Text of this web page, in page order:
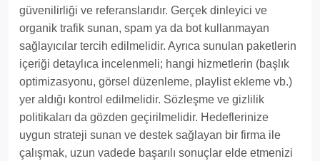
güvenilirliği ve referanslarıdır. Gerçek dinleyici ve
organik trafik sunan, spam ya da bot kullanmayan
sağlayıcılar tercih edilmelidir. Ayrıca sunulan paketlerin
içeriği detaylıca incelenmeli; hangi hizmetlerin (başlık
optimizasyonu, görsel düzenleme, playlist ekleme vb.)
yer aldığı kontrol edilmelidir. Sözleşme ve gizlilik
politikaları da gözden geçirilmelidir. Hedeflerinize
uygun strateji sunan ve destek sağlayan bir firma ile
çalışmak, uzun vadede başarılı sonuçlar elde etmenizi